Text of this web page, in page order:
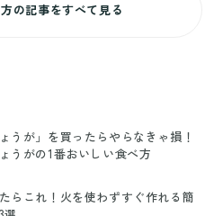
の記事をすべて見る
うが」を買ったらやらなきゃ損！
うがの1番おいしい食べ方
らこれ！火を使わずすぐ作れる簡